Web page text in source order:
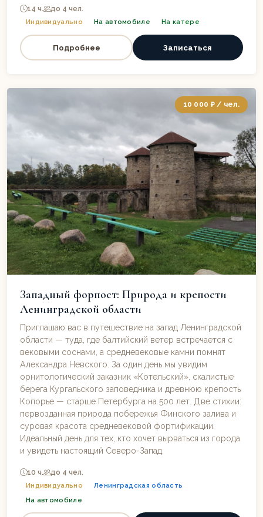
14 ч. до 4 чел.
Индивидуально На автомобиле На катере
Подробнее Записаться
10 000 ₽ / чел.
Западный форпост: Природа и крепости
Ленинградской области
Приглашаю вас в путешествие на запад Ленинградской
области — туда, где балтийский ветер встречается с
вековыми соснами, а средневековые камни помнят
Александра Невского. За один день мы увидим
орнитологический заказник «Котельский», скалистые
берега Кургальского заповедника и древнюю крепость
Копорье — старше Петербурга на 500 лет. Две стихии:
первозданная природа побережья Финского залива и
суровая красота средневековой фортификации.
Идеальный день для тех, кто хочет вырваться из города
и увидеть настоящий Северо-Запад.
10 ч. до 4 чел.
Индивидуально
Ленинградская область
На автомобиле